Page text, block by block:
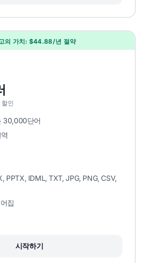
의 가치: $44.88/년 절약
할인
30,000단어
PPTX, IDML, TXT, JPG, PNG, CSV,
집
시작하기